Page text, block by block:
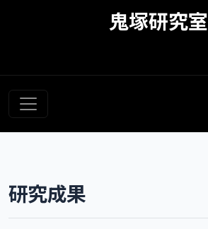
鬼塚研究室
研究成果